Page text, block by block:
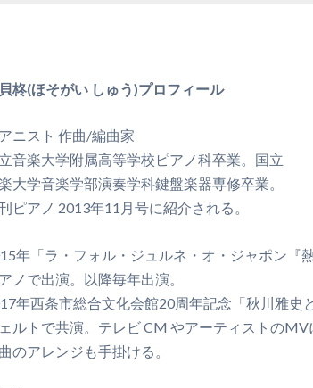
柊(ほそがい しゅう)プロフィール
ニスト 作曲/編曲家
音楽大学附属高等学校ピアノ科卒業。国立
大学音楽学部演奏学科鍵盤楽器専修卒業。
ピアノ 2013年11月号に紹介される。
年「ラ・フォル・ジュルネ・オ・ジャポン『
ノで出演。以降毎年出演。
年西条市総合文化会館20周年記念「秋川雅史
ルトで共演。テレビ CM やアーティストのMV
のアレンジも手掛ける。